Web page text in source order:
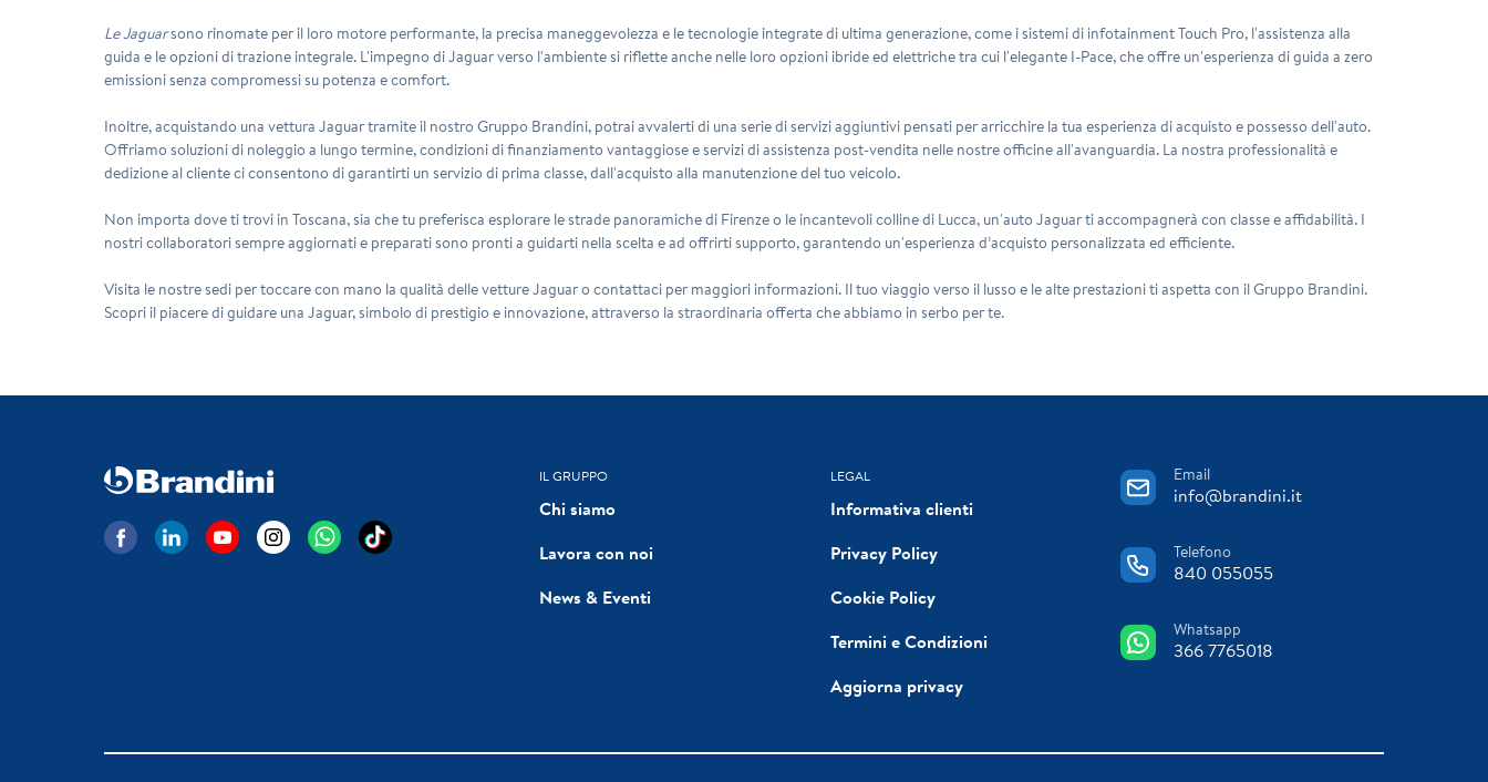
Le Jaguarsono rinomate per il loro motore performante, la precisa maneggevolezza e le tecnologie integrate di ultima generazione, come i sistemi di infotainment Touch Pro, l'assistenza alla
guida e le opzioni di trazione integrale. L'impegno di Jaguar verso l'ambiente si riflette anche nelle loro opzioni ibride ed elettriche tra cui l'elegante I-Pace, che offre un'esperienza di guida a zero
emissioni senza compromessi su potenza e comfort.
Inoltre, acquistando una vettura Jaguar tramite il nostro Gruppo Brandini, potrai avvalerti di una serie di servizi aggiuntivi pensati per arricchire la tua esperienza di acquisto e possesso dell'auto.
Offriamo soluzioni di noleggio a lungo termine, condizioni di finanziamento vantaggiose e servizi di assistenza post-vendita nelle nostre officine all'avanguardia. La nostra professionalità e
dedizione al cliente ci consentono di garantirti un servizio di prima classe, dall'acquisto alla manutenzione del tuo veicolo.
Non importa dove ti trovi in Toscana, sia che tu preferisca esplorare le strade panoramiche di Firenze o le incantevoli colline di Lucca, un'auto Jaguar ti accompagnerà con classe e affidabilità. I
nostri collaboratori sempre aggiornati e preparati sono pronti a guidarti nella scelta e ad offrirti supporto, garantendo un'esperienza d’acquisto personalizzata ed efficiente.
Visita le nostre sedi per toccare con mano la qualità delle vetture Jaguar o contattaci per maggiori informazioni. Il tuo viaggio verso il lusso e le alte prestazioni ti aspetta con il Gruppo Brandini.
Scopri il piacere di guidare una Jaguar, simbolo di prestigio e innovazione, attraverso la straordinaria offerta che abbiamo in serbo per te.
IL GRUPPO
Chi siamo
Lavora con noi
News & Eventi
LEGAL
Informativa clienti
Privacy Policy
Cookie Policy
Termini e Condizioni
Aggiorna privacy
Email
info@brandini.it
Telefono
840 055055
Whatsapp
366 7765018